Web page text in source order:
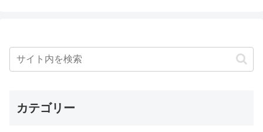
カテゴリー